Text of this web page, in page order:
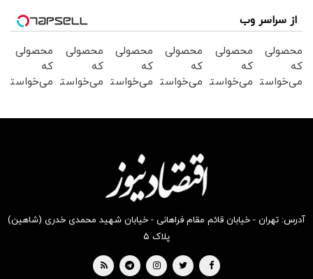
از سراسر وب
محصولی
که
می‌خواستی
محصولی
که
می‌خواستی
محصولی
که
می‌خواستی
بخر !
محصولی
که
می‌خواستی
بخر !
محصولی
که
می‌خواستی
محصولی
که
می‌خواستی
آدرس: تهران - خیابان قائم مقام فراهانی - خیابان شهید محمدی خدری (شاهین)
پلاک ۵